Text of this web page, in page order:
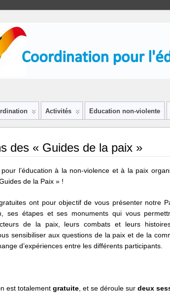
Activités Education non-violente
des « Guides de la paix »
l’éducation à la non-violence et à la paix
de la Paix » !
ont pour objectif de vous présenter notre
ses étapes et ses monuments qui vous
de la paix, leurs combats et leurs
sensibiliser aux questions de la paix et de la
d’expériences entre les différents participants.
est totalement gratuite , et se déroule sur deux